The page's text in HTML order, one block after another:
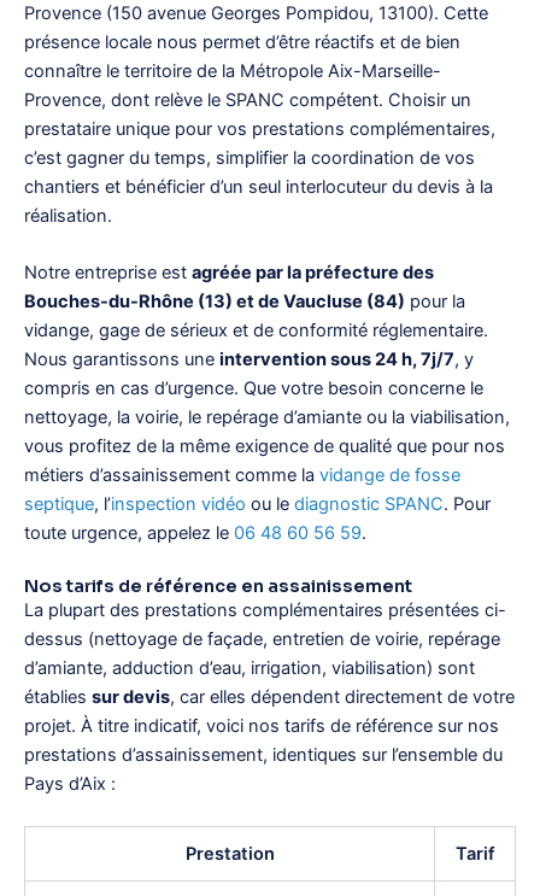
Provence (150 avenue Georges Pompidou, 13100). Cette
présence locale nous permet d’être réactifs et de bien
connaître le territoire de la Métropole Aix-Marseille-
Provence, dont relève le SPANC compétent. Choisir un
prestataire unique pour vos prestations complémentaires,
c’est gagner du temps, simplifier la coordination de vos
chantiers et bénéficier d’un seul interlocuteur du devis à la
réalisation.
Notre entreprise est agréée par la préfecture des
Bouches-du-Rhône (13) et de Vaucluse (84) pour la
vidange, gage de sérieux et de conformité réglementaire.
Nous garantissons une intervention sous 24 h, 7j/7, y
compris en cas d’urgence. Que votre besoin concerne le
nettoyage, la voirie, le repérage d’amiante ou la viabilisation,
vous profitez de la même exigence de qualité que pour nos
métiers d’assainissement comme la vidange de fosse
septique, l’inspection vidéo ou le diagnostic SPANC. Pour
toute urgence, appelez le 06 48 60 56 59.
Nos tarifs de référence en assainissement
La plupart des prestations complémentaires présentées ci-
dessus (nettoyage de façade, entretien de voirie, repérage
d’amiante, adduction d’eau, irrigation, viabilisation) sont
établies sur devis, car elles dépendent directement de votre
projet. À titre indicatif, voici nos tarifs de référence sur nos
prestations d’assainissement, identiques sur l’ensemble du
Pays d’Aix :
Prestation Tarif